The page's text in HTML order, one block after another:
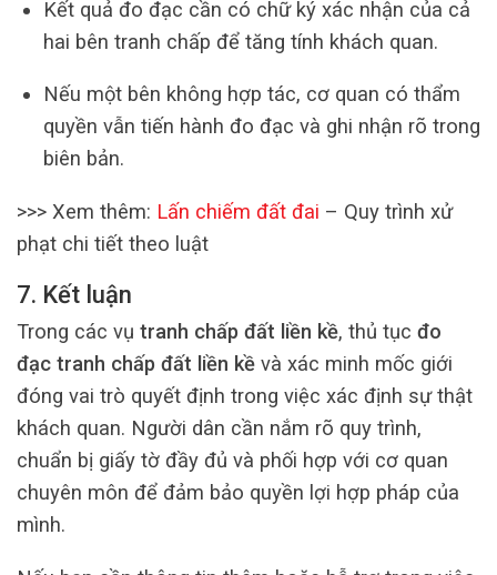
Kết quả đo đạc cần có chữ ký xác nhận của cả
hai bên tranh chấp để tăng tính khách quan.
Nếu một bên không hợp tác, cơ quan có thẩm
quyền vẫn tiến hành đo đạc và ghi nhận rõ trong
biên bản.
>>> Xem thêm: Lấn chiếm đất đai – Quy trình xử
phạt chi tiết theo luật
7. Kết luận
Trong các vụ tranh chấp đất liền kề, thủ tục đo
đạc tranh chấp đất liền kề và xác minh mốc giới
đóng vai trò quyết định trong việc xác định sự thật
khách quan. Người dân cần nắm rõ quy trình,
chuẩn bị giấy tờ đầy đủ và phối hợp với cơ quan
chuyên môn để đảm bảo quyền lợi hợp pháp của
mình.